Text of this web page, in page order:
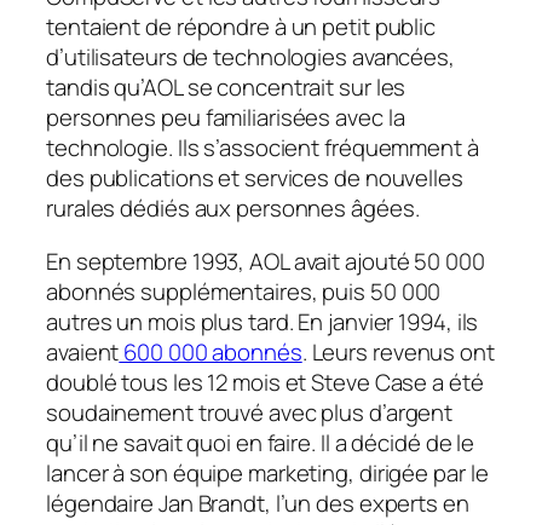
tentaient de répondre à un petit public
d’utilisateurs de technologies avancées,
tandis qu’AOL se concentrait sur les
personnes peu familiarisées avec la
technologie. Ils s’associent fréquemment à
des publications et services de nouvelles
rurales dédiés aux personnes âgées.
En septembre 1993, AOL avait ajouté 50 000
abonnés supplémentaires, puis 50 000
autres un mois plus tard. En janvier 1994, ils
avaient600 000 abonnés. Leurs revenus ont
doublé tous les 12 mois et Steve Case a été
soudainement trouvé avec plus d’argent
qu’il ne savait quoi en faire. Il a décidé de le
lancer à son équipe marketing, dirigée par le
légendaire Jan Brandt, l’un des experts en